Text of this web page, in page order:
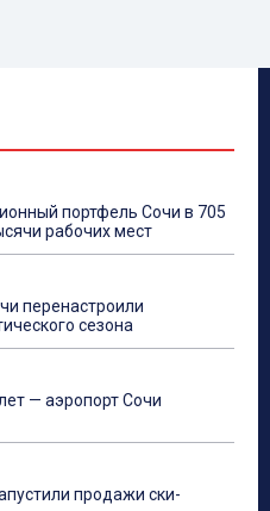
портфель Сочи в 705
рабочих мест
перенастроили
сезона
— аэропорт Сочи
продажи ски-